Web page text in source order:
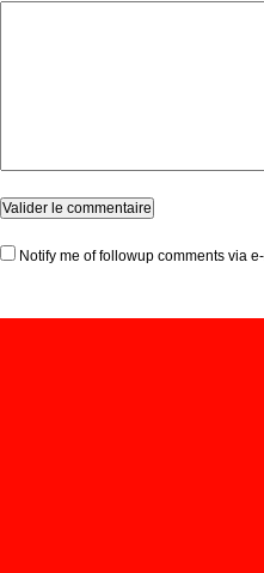
Notify me of followup comments via e-